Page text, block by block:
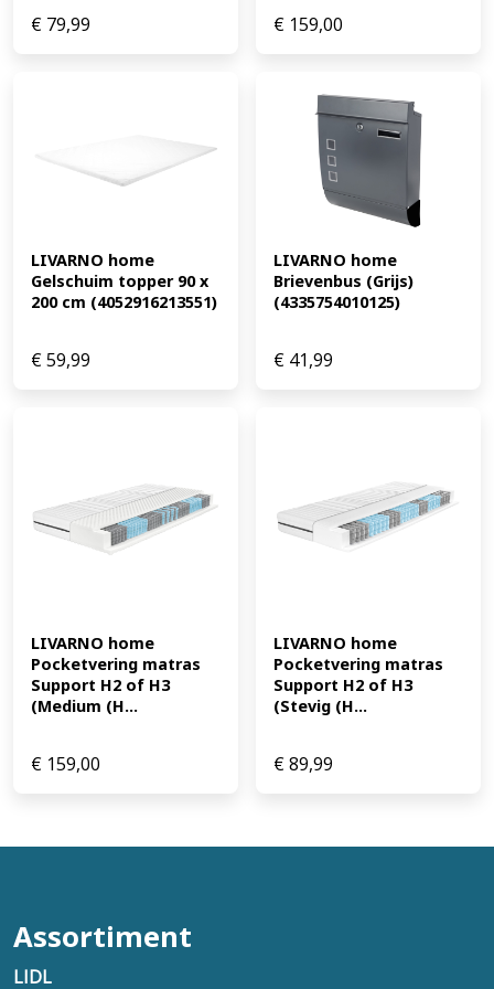
€ 79,99 € 159,00
LIVARNO home
Gelschuim topper 90 x
200 cm (4052916213551)
€59,99
LIVARNO home
Brievenbus (Grijs)
(4335754010125)
€ 41,99
LIVARNO home
Pocketvering matras
Support H2 of H3
(Medium (H...
€ 159,00
LIVARNO home
Pocketvering matras
Support H2 of H3
(Stevig (H...
€89,99
Assortiment
LIDL